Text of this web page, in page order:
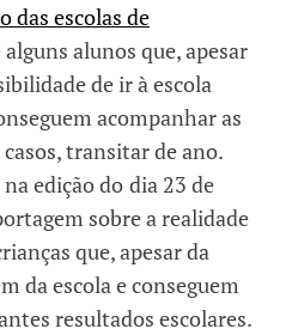
das escolas de
alunos que, apesar
de ir à escola
acompanhar as
transitar de ano.
na edição do dia 23 de
sobre a realidade
que, apesar da
da escola e conseguem
resultados escolares.